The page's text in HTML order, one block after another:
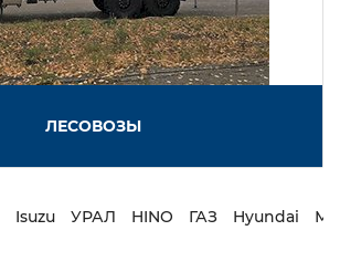
ЛЕСОВОЗЫ
Isuzu УРАЛ HINO ГАЗ Hyundai